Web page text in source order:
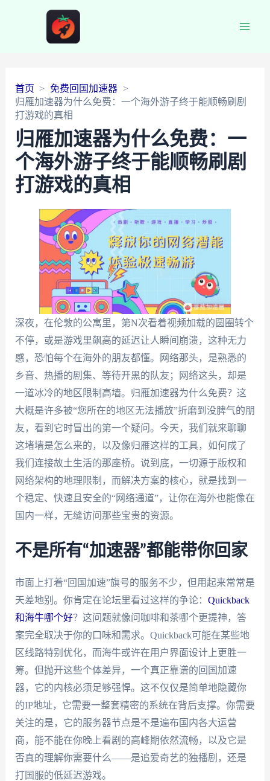
首页
免费回国加速器
归雁加速器为什么免费：一个海外游子终于能顺畅刷剧
打游戏的真相
归雁加速器为什么免费：一
个海外游子终于能顺畅刷剧
打游戏的真相
深夜，在伦敦的公寓里，第N次看着视频加载的圆圈转个
不停，或是游戏里飙高的延迟让人瞬间崩溃，这种无力
感，恐怕每个在海外的朋友都懂。网络那头，是熟悉的
乡音、热播的剧集、等待开黑的队友；网络这头，却是
一道冰冷的地区限制高墙。归雁加速器为什么免费？这
大概是许多被“您所在的地区无法播放”折磨到没脾气的朋
友，看到它时冒出的第一个疑问。今天，我们就来聊聊
这堵墙是怎么来的，以及像归雁这样的工具，如何成了
我们连接故土生活的那座桥。说到底，一切源于版权和
网络架构的地理限制，而解决方案的核心，就是找到一
个稳定、快速且安全的“网络通道”，让你在海外也能像在
国内一样，无缝访问那些宝贵的资源。
不是所有“加速器”都能带你回家
市面上打着“回国加速”旗号的服务不少，但用起来常常是
天差地别。你肯定在论坛里看过这样的争论： Quickback
和海牛哪个好？这问题就像问咖啡和茶哪个更提神，答
案完全取决于你的口味和需求。Quickback可能在某些地
区线路特别优化，而海牛或许在用户界面设计上更胜一
筹。但抛开这些个体差异，一个真正靠谱的回国加速
器，它的内核必须足够强悍。这不仅仅是简单地隐藏你
的IP地址，它需要一整套精密的系统在背后支撑。你需要
关注的是，它的服务器节点是不是遍布国内各大运营
商，能不能在你晚上看剧的高峰期依然流畅，以及它是
否真的理解你需要什么——是追爱奇艺的独播剧，还是
打国服的低延迟游戏。